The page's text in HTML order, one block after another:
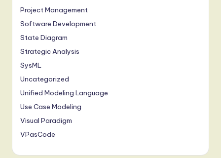
Project Management
Software Development
State Diagram
Strategic Analysis
SysML
Uncategorized
Unified Modeling Language
Use Case Modeling
Visual Paradigm
VPasCode